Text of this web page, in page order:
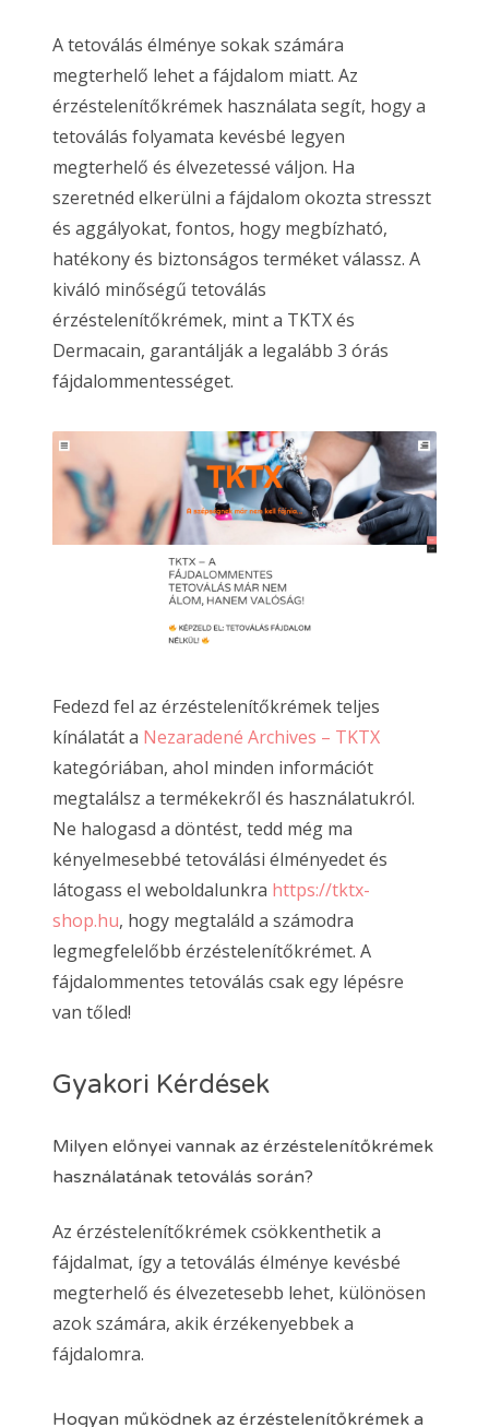
A tetoválás élménye sokak számára
megterhelő lehet a fájdalom miatt. Az
érzéstelenítőkrémek használata segít, hogy a
tetoválás folyamata kevésbé legyen
megterhelő és élvezetessé váljon. Ha
szeretnéd elkerülni a fájdalom okozta stresszt
és aggályokat, fontos, hogy megbízható,
hatékony és biztonságos terméket válassz. A
kiváló minőségű tetoválás
érzéstelenítőkrémek, mint a TKTX és
Dermacain, garantálják a legalább 3 órás
fájdalommentességet.
Fedezd fel az érzéstelenítőkrémek teljes
kínálatát a Nezaradené Archives – TKTX
kategóriában, ahol minden információt
megtalálsz a termékekről és használatukról.
Ne halogasd a döntést, tedd még ma
kényelmesebbé tetoválási élményedet és
látogass el weboldalunkra https://tktx-
shop.hu, hogy megtaláld a számodra
legmegfelelőbb érzéstelenítőkrémet. A
fájdalommentes tetoválás csak egy lépésre
van tőled!
Gyakori Kérdések
Milyen előnyei vannak az érzéstelenítőkrémek
használatának tetoválás során?
Az érzéstelenítőkrémek csökkenthetik a
fájdalmat, így a tetoválás élménye kevésbé
megterhelő és élvezetesebb lehet, különösen
azok számára, akik érzékenyebbek a
fájdalomra.
Hogyan működnek az érzéstelenítőkrémek a